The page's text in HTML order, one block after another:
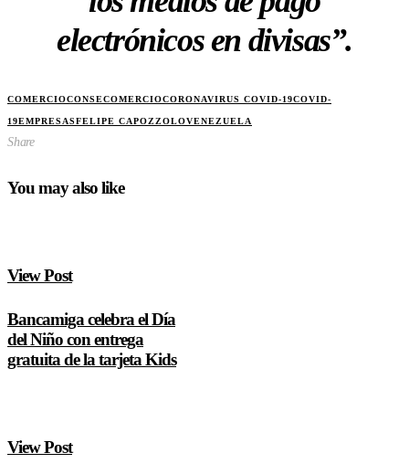
electrónicos en divisas”.
COMERCIOCONSECOMERCIOCORONAVIRUS COVID-19COVID-
19EMPRESASFELIPE CAPOZZOLOVENEZUELA
Share
You may also like
View Post
Bancamiga celebra el Día
del Niño con entrega
gratuita de la tarjeta Kids
View Post